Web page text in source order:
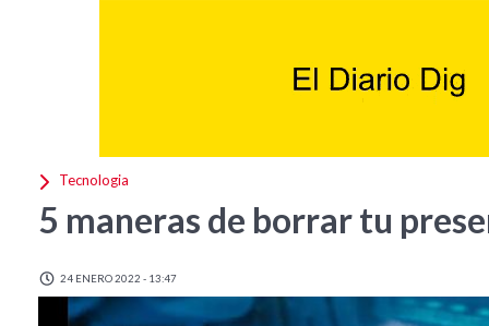
Tecnologia
5 maneras de borrar tu
24 ENERO 2022 - 13:47